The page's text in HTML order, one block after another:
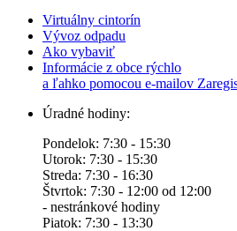
Virtuálny cintorín
Vývoz odpadu
Ako vybaviť
Informácie z obce rýchlo
a ľahko pomocou e-mailov
Úradné hodiny:
Pondelok: 7:30 - 15:30
Utorok: 7:30 - 15:30
Streda: 7:30 - 16:30
Štvrtok: 7:30 - 12:00 od 12:00
- nestránkové hodiny
Piatok: 7:30 - 13:30